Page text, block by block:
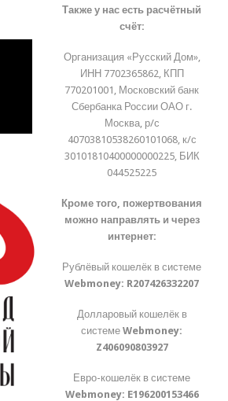
Также у нас есть расчётный
счёт:
Организация «Русский Дом»,
ИНН 7702365862, КПП
770201001, Московский банк
Сбербанка России ОАО г.
Москва, р/с
40703810538260101068, к/с
30101810400000000225, БИК
044525225
Кроме того, пожертвования
можно направлять и через
интернет:
Рублёвый кошелёк в системе
Webmoney: R207426332207
Долларовый кошелёк в
системеWebmoney:
Z406090803927
Евро-кошелёк в системе
Webmoney: E196200153466